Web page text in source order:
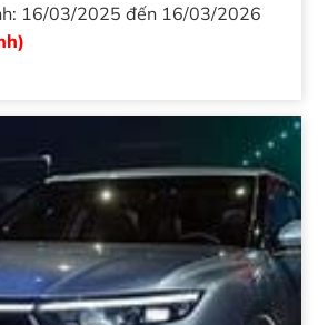
16/03/2025 đến 16/03/2026